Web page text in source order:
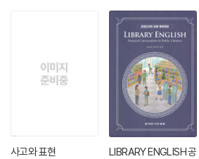
사고와 표현
LIBRARY ENGLISH 공